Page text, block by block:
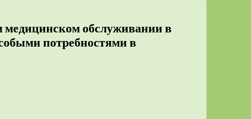
медицинском обслуживании в
потребностями в